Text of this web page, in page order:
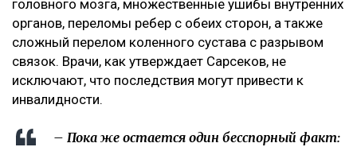
головного мозга, множественные ушибы внутренних
органов, переломы ребер с обеих сторон, а также
сложный перелом коленного сустава с разрывом
связок. Врачи, как утверждает Сарсеков, не
исключают, что последствия могут привести к
инвалидности.
– Пока же остается один бесспорный факт: